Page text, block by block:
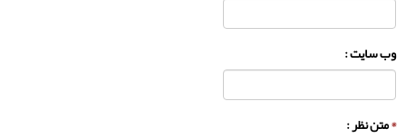
وب سایت :
*متن نظر :